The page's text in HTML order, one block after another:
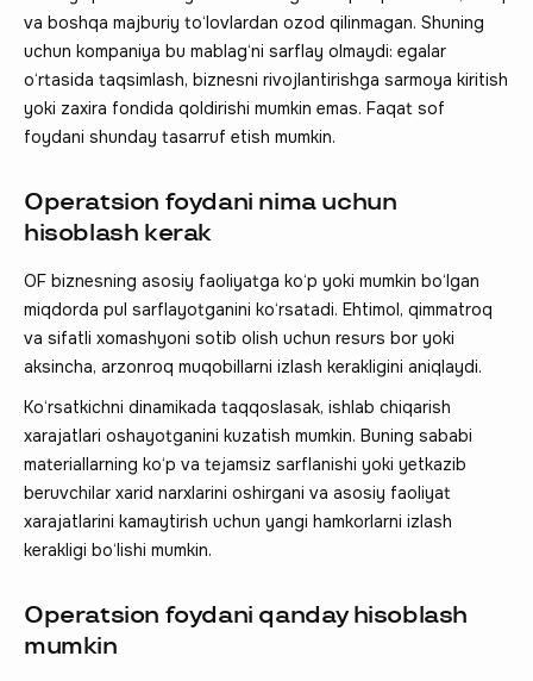
va boshqa majburiy to‘lovlardan ozod qilinmagan. Shuning
uchun kompaniya bu mablag‘ni sarflay olmaydi: egalar
o‘rtasida taqsimlash, biznesni rivojlantirishga sarmoya kiritish
yoki zaxira fondida qoldirishi mumkin emas. Faqat sof
foydani shunday tasarruf etish mumkin.
Operatsion foydani nima uchun
hisoblash kerak
OF biznesning asosiy faoliyatga ko‘p yoki mumkin bo‘lgan
miqdorda pul sarflayotganini ko‘rsatadi. Ehtimol, qimmatroq
va sifatli xomashyoni sotib olish uchun resurs bor yoki
aksincha, arzonroq muqobillarni izlash kerakligini aniqlaydi.
Ko‘rsatkichni dinamikada taqqoslasak, ishlab chiqarish
xarajatlari oshayotganini kuzatish mumkin. Buning sababi
materiallarning ko‘p va tejamsiz sarflanishi yoki yetkazib
beruvchilar xarid narxlarini oshirgani va asosiy faoliyat
xarajatlarini kamaytirish uchun yangi hamkorlarni izlash
kerakligi bo‘lishi mumkin.
Operatsion foydani qanday hisoblash
mumkin